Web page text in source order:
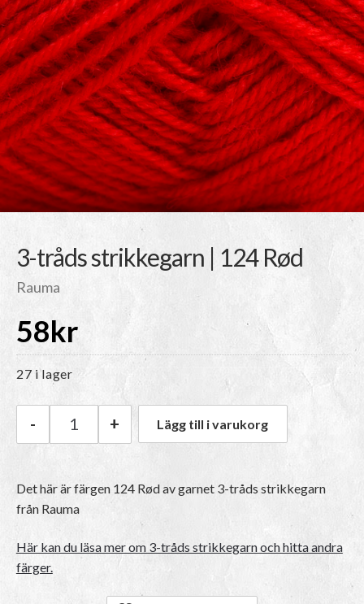
3-tråds strikkegarn | 124 Rød
Rauma
58kr
27 i lager
Rauma 3-tråds strikkegarn | 124 Rød mängd
- + Lägg till i varukorg
Det här är färgen 124 Rødav garnet 3-tråds strikkegarn
från Rauma
Här kan du läsa mer om 3-tråds strikkegarn och hitta andra
färger.